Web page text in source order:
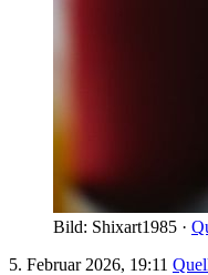
Bild: Shixart1985 ·
5. Februar 2026, 19:11